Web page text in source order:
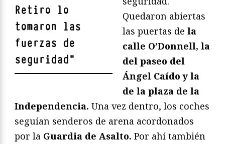
Retiro lo
tomaron las
fuerzas de
seguridad"
Quedaron abiertas
las puertas de la
calle O’Donnell, la
del paseo del
Ángel Caído y la
de la plaza de la
Independencia. Una vez dentro, los coches
seguían senderos de arena acordonados
por la Guardia de Asalto. Por ahí también